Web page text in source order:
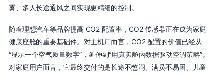
雾、多人长途通风之间实现更精细的控制。
随着理想汽车等品牌提高 CO2 配置率，CO2 传感器正在成为家庭
健康座舱的重要基础件。对主机厂而言，CO2 配置的价值已经从
“显示一个空气质量数字”，延伸到“用真实舱内数据驱动空调策略”。
对家庭用户而言，它最终交付的是长途不憋闷、满员不易困、儿童